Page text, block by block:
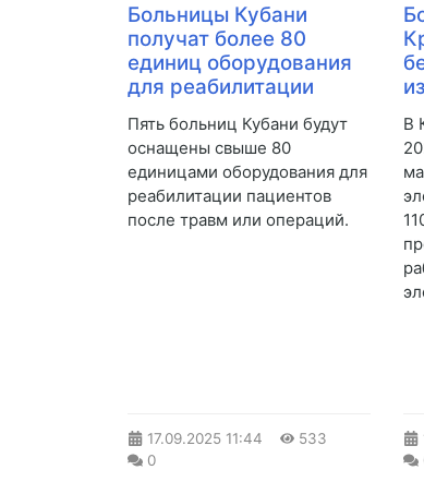
Больницы Кубани
получат более 80
единиц оборудования
для реабилитации
Пять больниц Кубани будут
оснащены свыше 80
единицами оборудования для
реабилитации пациентов
после травм или операций.
17.09.2025 11:44
533
0
В